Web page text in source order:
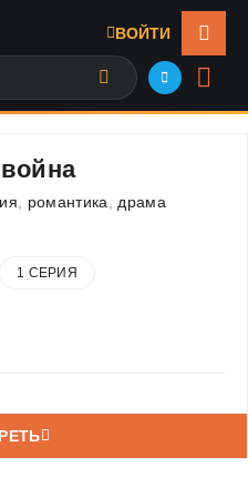
ВОЙТИ
романтика драма
1 СЕРИЯ